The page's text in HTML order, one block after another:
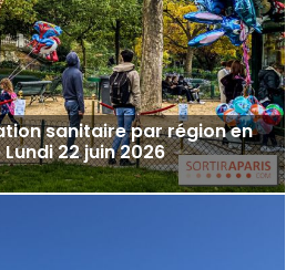
sanitaire par région en
22 juin 2026